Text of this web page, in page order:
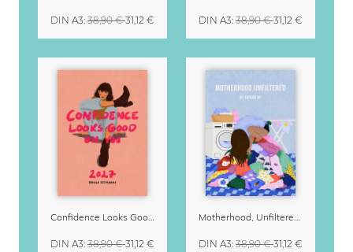
DIN A3: 38,90 €31,12 € DIN A3: 38,90 €31,12 €
Confidence Looks Good On You Kalender 2027
DIN A3: 38,90 €31,12 €
Motherhood, Unfiltered Kalender 2027 | Humorvolle Illustrationen über das Muttersein
DIN A3: 38,90 €31,12 €